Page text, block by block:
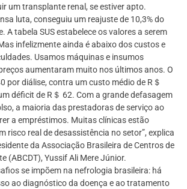
um transplante renal, se estiver apto.
luta, conseguiu um reajuste de 10,3% do
A tabela SUS estabelece os valores a serem
infelizmente ainda é abaixo dos custos e
Usamos máquinas e insumos
aumentaram muito nos últimos anos. O
por diálise, contra um custo médio de R＄
déficit de R＄ 62. Com a grande defasagem
a maioria das prestadoras de serviço ao
a empréstimos. Muitas clínicas estão
risco real de desassistência no setor”, explica
da Associação Brasileira de Centros de
(ABCDT), Yussif Ali Mere Júnior.
se impõem na nefrologia brasileira: há
ao diagnóstico da doença e ao tratamento